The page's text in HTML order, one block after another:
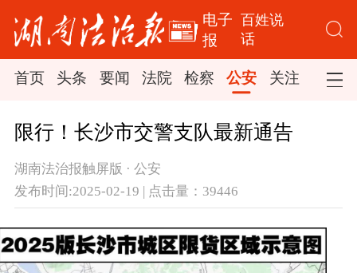
电子
报
百姓说
话
首页 头条 要闻 法院 检察 公安 关注 司法
限行！长沙市交警支队最新通告
湖南法治报触屏版 · 公安
发布时间:2025-02-19 | 点击量：39446